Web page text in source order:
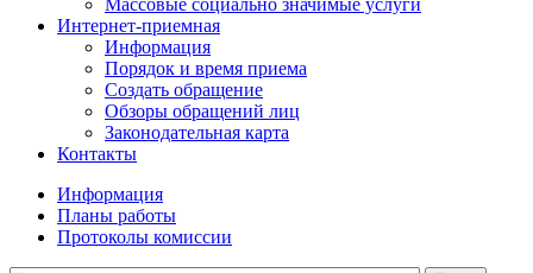
Массовые социально значимые услуги
Интернет-приемная
Информация
Порядок и время приема
Создать обращение
Обзоры обращений лиц
Законодательная карта
Контакты
Информация
Планы работы
Протоколы комиссии